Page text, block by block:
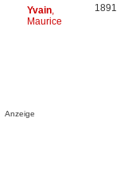
Yvain,
Maurice
1891
Anzeige